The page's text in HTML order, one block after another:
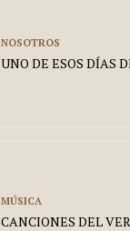
NOSOTROS
UNO DE ESOS DÍAS
MÚSICA
CANCIONES DEL